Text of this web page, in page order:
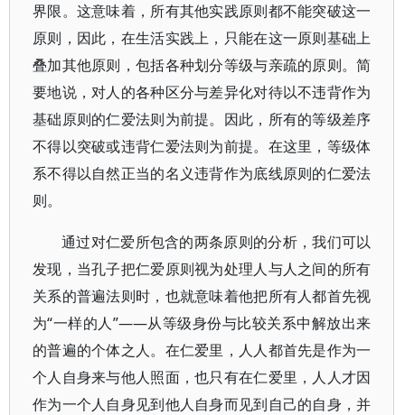
界限。这意味着，所有其他实践原则都不能突破这一
原则，因此，在生活实践上，只能在这一原则基础上
叠加其他原则，包括各种划分等级与亲疏的原则。简
要地说，对人的各种区分与差异化对待以不违背作为
基础原则的仁爱法则为前提。因此，所有的等级差序
不得以突破或违背仁爱法则为前提。在这里，等级体
系不得以自然正当的名义违背作为底线原则的仁爱法
则。
通过对仁爱所包含的两条原则的分析，我们可以
发现，当孔子把仁爱原则视为处理人与人之间的所有
关系的普遍法则时，也就意味着他把所有人都首先视
为“一样的人”——从等级身份与比较关系中解放出来
的普遍的个体之人。在仁爱里，人人都首先是作为一
个人自身来与他人照面，也只有在仁爱里，人人才因
作为一个人自身见到他人自身而见到自己的自身，并